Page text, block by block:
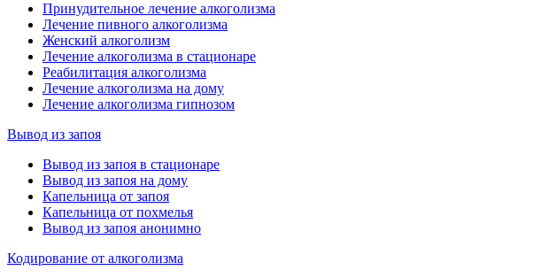
Принудительное лечение алкоголизма
Лечение пивного алкоголизма
Женский алкоголизм
Лечение алкоголизма в стационаре
Реабилитация алкоголизма
Лечение алкоголизма на дому
Лечение алкоголизма гипнозом
Вывод из запоя
Вывод из запоя в стационаре
Вывод из запоя на дому
Капельница от запоя
Капельница от похмелья
Вывод из запоя анонимно
Кодирование от алкоголизма